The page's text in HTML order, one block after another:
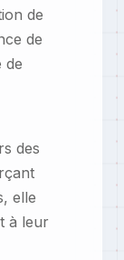
de
de
de
des
elle
à leur